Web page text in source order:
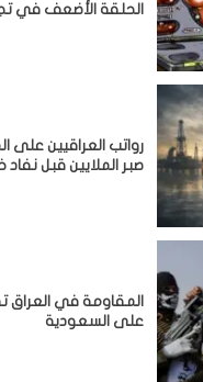
الحلقة الأضعف في
رواتب العراقيين على
صبر الملايين قبل نفاد
المقاومة في العراق
على السعودية